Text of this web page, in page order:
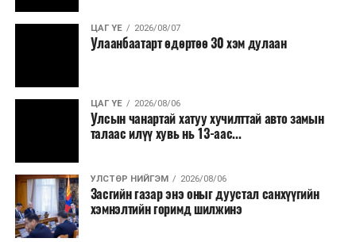
ЦАГ ҮЕ 2026/08/07
Улаанбаатарт өдөртөө 30 хэм дулаан
ЦАГ ҮЕ 2026/08/06
Улсын чанартай хатуу хучилттай авто замын
талаас илүү хувь нь 13-аас...
УЛСТӨР НИЙГЭМ 2026/08/06
Засгийн газар энэ оныг дуустал санхүүгийн
хэмнэлтийн горимд шилжинэ